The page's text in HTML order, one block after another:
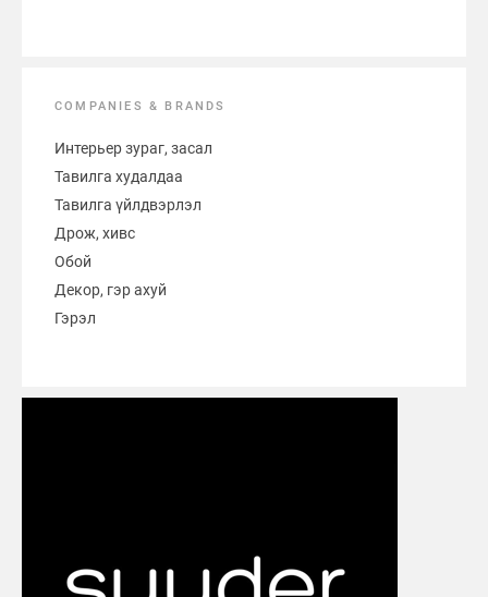
COMPANIES & BRANDS
Интерьер зураг, засал
Тавилга худалдаа
Тавилга үйлдвэрлэл
Дрож, хивс
Обой
Декор, гэр ахуй
Гэрэл